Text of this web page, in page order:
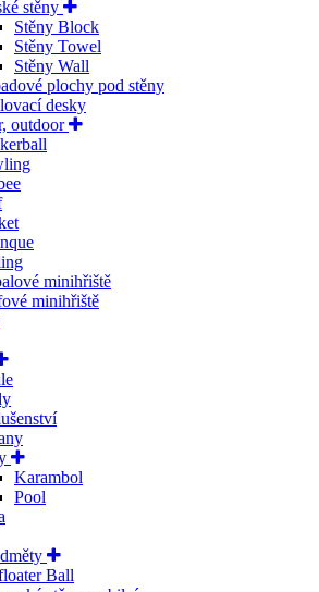
stěny
Stěny Block
Stěny Towel
Stěny Wall
plochy pod stěny
desky
outdoor
minihřiště
minihřiště
Karambol
Pool
Ball